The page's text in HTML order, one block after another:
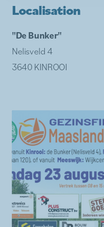
Localisation
"De Bunker"
Nelisveld 4
3640 KINROOI